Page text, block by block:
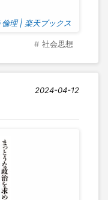
理 | 楽天ブックス
社会思想
2024-04-12